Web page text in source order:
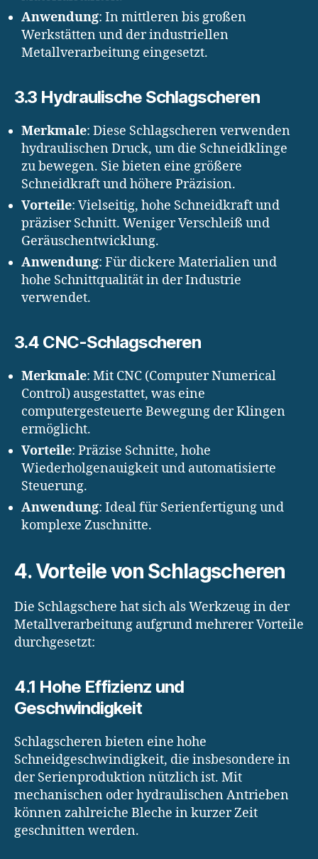
Anwendung: In mittleren bis großen
Werkstätten und der industriellen
Metallverarbeitung eingesetzt.
3.3 Hydraulische Schlagscheren
Merkmale: Diese Schlagscheren verwenden
hydraulischen Druck, um die Schneidklinge
zu bewegen. Sie bieten eine größere
Schneidkraft und höhere Präzision.
Vorteile: Vielseitig, hohe Schneidkraft und
präziser Schnitt. Weniger Verschleiß und
Geräuschentwicklung.
Anwendung: Für dickere Materialien und
hohe Schnittqualität in der Industrie
verwendet.
3.4 CNC-Schlagscheren
Merkmale: Mit CNC (Computer Numerical
Control) ausgestattet, was eine
computergesteuerte Bewegung der Klingen
ermöglicht.
Vorteile: Präzise Schnitte, hohe
Wiederholgenauigkeit und automatisierte
Steuerung.
Anwendung: Ideal für Serienfertigung und
komplexe Zuschnitte.
4. Vorteile von Schlagscheren
Die Schlagschere hat sich als Werkzeug in der
Metallverarbeitung aufgrund mehrerer Vorteile
durchgesetzt:
4.1 Hohe Effizienz und
Geschwindigkeit
Schlagscheren bieten eine hohe
Schneidgeschwindigkeit, die insbesondere in
der Serienproduktion nützlich ist. Mit
mechanischen oder hydraulischen Antrieben
können zahlreiche Bleche in kurzer Zeit
geschnitten werden.